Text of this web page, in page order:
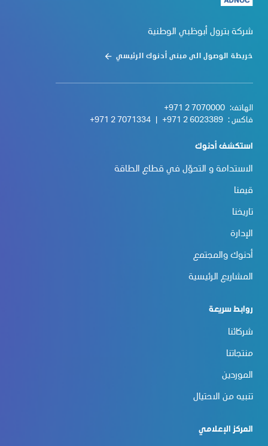
شركة بترول أبوظبي الوطنية
خريطة الوصول الى مبنى أدنوك الرئيسي
الهاتف: +971 2 7070000
فاكس : +971 2 6023389
+971 2 7071334
استكشف أدنوك
الاستدامة و التحوّل في قطاع الطاقة
قيمنا
تاريخنا
الإدارة
أدنوك والمجتمع
المشاريع الرئيسية
روابط سريعة
شركائنا
منتجاتنا
الموردين
تنبيه من الاحتيال
المركز الإعلامي